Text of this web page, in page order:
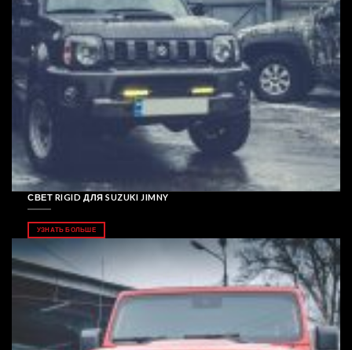
СВЕТ RIGID ДЛЯ SUZUKI JIMNY
УЗНАТЬ БОЛЬШЕ